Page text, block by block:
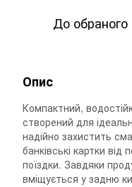
До обраного
Опис
Компактний,
створений для
надійно захистить
банківські картки від
поїздки. Завдяки
вміщується у задню